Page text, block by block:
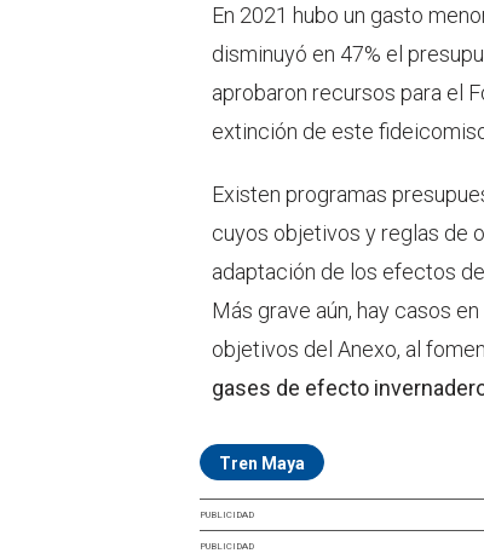
En 2021 hubo un gasto
disminuyó en 47% el
aprobaron recursos para el
extinción de este
Existen programas
cuyos objetivos y reglas de
adaptación de los efectos
Más grave aún, hay casos
objetivos del Anexo, al
gases de efecto
Tren Maya
PUBLICIDAD
PUBLICIDAD